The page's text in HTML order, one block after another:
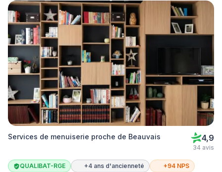
Services de menuiserie proche de Beauvais 4,9
34 avis
QUALIBAT-RGE +4 ans d'ancienneté +94 NPS